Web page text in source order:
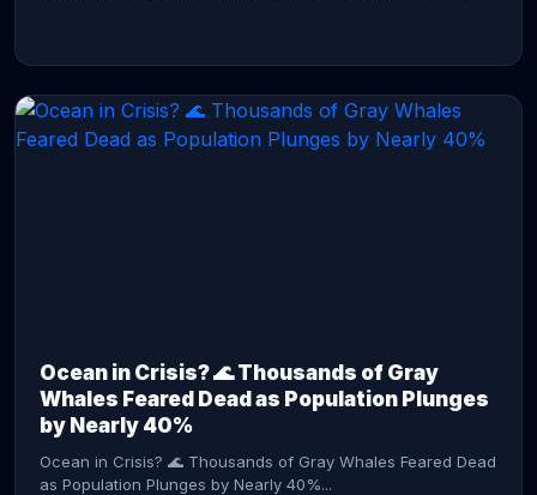
Ocean in Crisis? 🌊 Thousands of Gray
Whales Feared Dead as Population Plunges
by Nearly 40%
Ocean in Crisis? 🌊 Thousands of Gray Whales Feared Dead
as Population Plunges by Nearly 40%...